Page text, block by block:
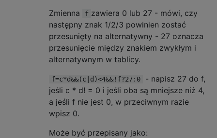
Zmienna
f zawiera 0 lub 27 - mówi, czy
następny znak 1/2/3 powinien zostać
przesunięty na alternatywny - 27 oznacza
przesunięcie między znakiem zwykłym i
alternatywnym w tablicy.
f=c*d&&(c|d)<4&&!f?27:0
- napisz 27 do f,
jeśli c * d! = 0 i jeśli oba są mniejsze niż 4,
a jeśli f nie jest 0, w przeciwnym razie
wpisz 0.
Może być przepisany jako: